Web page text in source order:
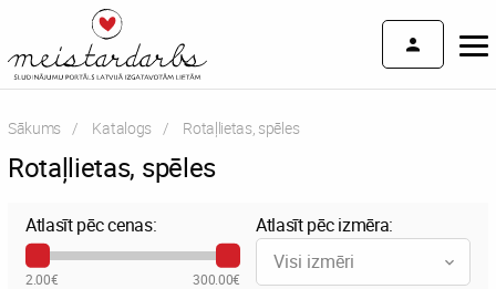
Sākums Katalogs Current:
Rotaļlietas, spēles
Rotaļlietas, spēles
Atlasīt pēc cenas:
2.00€ 300.00€
Atlasīt pēc izmēra:
Visi izmēri